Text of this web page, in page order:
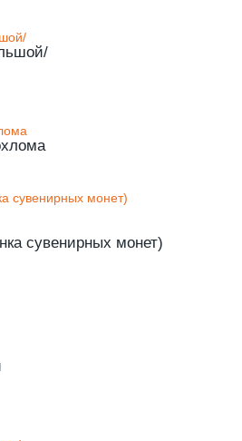
сувенирных монет)